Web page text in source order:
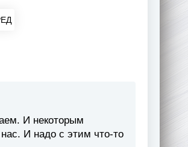
И некоторым
И надо с этим что-то